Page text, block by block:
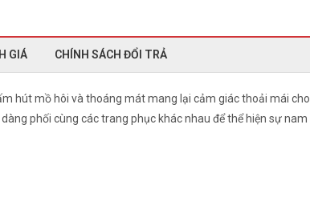
GIÁ CHÍNH SÁCH ĐỔI TRẢ
hút mồ hôi và thoáng mát mang lại cảm giác thoải mái cho
phối cùng các trang phục khác nhau để thể hiện sự nam